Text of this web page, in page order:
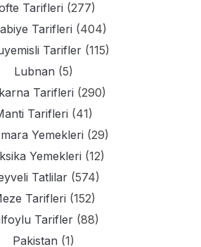
Tarifleri (277)
Tarifleri (404)
Tarifler(115)
Lubnan (5)
Tarifleri (290)
Tarifleri (41)
Yemekleri (29)
Yemekleri (12)
Tatlilar (574)
Tarifleri (152)
Tarifler (88)
Pakistan (1)